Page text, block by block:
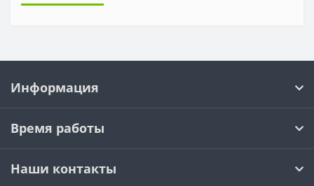
Информация
Время работы
Наши контакты